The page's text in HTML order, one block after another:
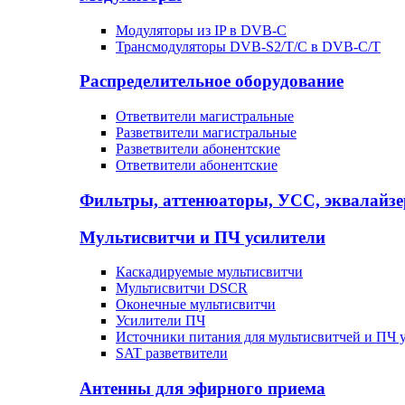
Модуляторы из IP в DVB-C
Трансмодуляторы DVB-S2/T/C в DVB-C/T
Распределительное оборудование
Ответвители магистральные
Разветвители магистральные
Разветвители абонентские
Ответвители абонентские
Фильтры, аттенюаторы, УСС,
Мультисвитчи и ПЧ усилители
Каскадируемые мультисвитчи
Мультисвитчи DSCR
Оконечные мультисвитчи
Усилители ПЧ
Источники питания для мультисвитчей и ПЧ
SAT разветвители
Антенны для эфирного приема